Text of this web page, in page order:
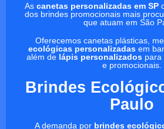
As canetas personalizadas em SP
dos brindes promocionais mais
que atuam em São
Oferecemos canetas plásticas,
ecológicas personalizadasem
além de lápis personalizadospara
e promocionais.
Brindes
Paulo
A demanda por brindes